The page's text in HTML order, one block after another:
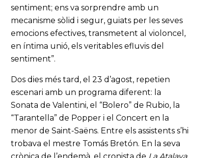
sentiment; ens va sorprendre amb un
mecanisme sòlid i segur, guiats per les seves
emocions efectives, transmetent al violoncel,
en íntima unió, els veritables efluvis del
sentiment”.
Dos dies més tard, el 23 d’agost, repetien
escenari amb un programa diferent: la
Sonata de Valentini, el “Bolero” de Rubio, la
“Tarantella” de Popper i el Concert en la
menor de Saint-Saëns. Entre els assistents s’hi
trobava el mestre Tomás Bretón. En la seva